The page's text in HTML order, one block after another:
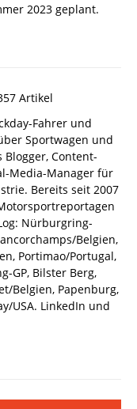
2023 geplant.
Artikel
Fahrer und
Sportwagen und
Content-
Media-Manager für
Bereits seit 2007
Nürburgring-
Belgien,
Portimao/Portugal,
GP, Bilster Berg,
Belgien, Papenburg,
USA. LinkedIn und